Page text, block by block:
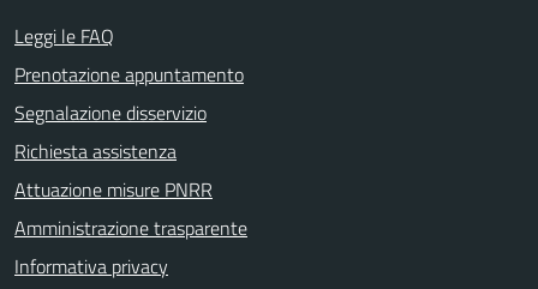
Leggi le FAQ
Prenotazione appuntamento
Segnalazione disservizio
Richiesta assistenza
Attuazione misure PNRR
Amministrazione trasparente
Informativa privacy